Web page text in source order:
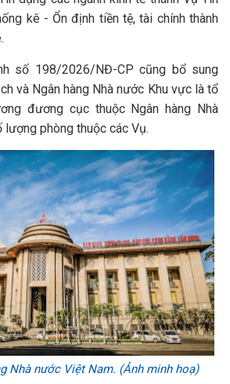
kê - Ổn định tiền tệ, tài chính thành
số 198/2026/NĐ-CP cũng bổ sung
và Ngân hàng Nhà nước Khu vực là tổ
đương cục thuộc Ngân hàng Nhà
phòng thuộc các Vụ.
Nhà nước Việt Nam. (Ảnh minh hoạ)